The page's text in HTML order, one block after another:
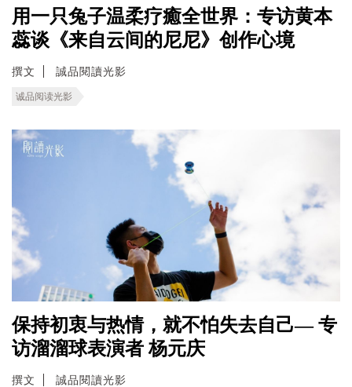
用一只兔子温柔疗癒全世界：专访黄本
蕊谈《来自云间的尼尼》创作心境
撰文 誠品閱讀光影
诚品阅读光影
保持初衷与热情，就不怕失去自己— 专
访溜溜球表演者 杨元庆
撰文 誠品閱讀光影